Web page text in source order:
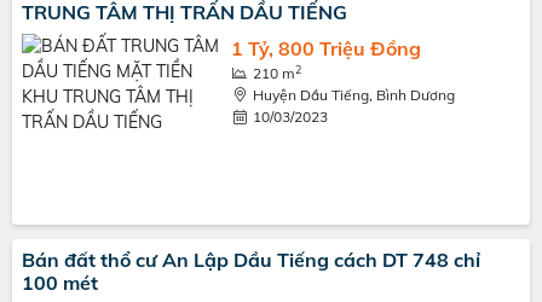
TRUNG TÂM THỊ TRẤN DẦU TIẾNG
1 Tỷ, 800 Triệu Đồng
210 m2
Huyện Dầu Tiếng, Bình Dương
10/03/2023
Bán đất thổ cư An Lập Dầu Tiếng cách DT 748 chỉ
100 mét